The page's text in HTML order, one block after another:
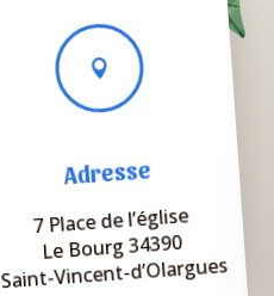

Adresse
7 Place de l’église
Le Bourg 34390
Saint-Vincent-d’Olargues